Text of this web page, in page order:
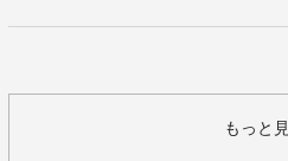
もっと